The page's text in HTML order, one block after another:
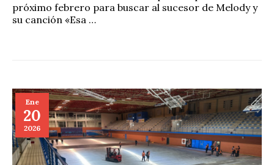
próximo febrero para buscar al sucesor de Melody y
su canción «Esa …
Ene
20
2026